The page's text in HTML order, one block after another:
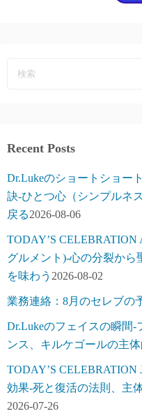
Recent Posts
Dr.Lukeのショートショー
訣-ひとつ心（シンプルネ
戻る2026-08-06
TODAY’S CELEBRATION
グルメント)-心の分裂から
を味わう 2026-08-02
業務連絡：8月のセレブの
Dr.Lukeのフェイスの瞬間
ンス、キルケゴールの主
TODAY’S CELEBRATION
効果-死と復活の法則、主
2026-07-26